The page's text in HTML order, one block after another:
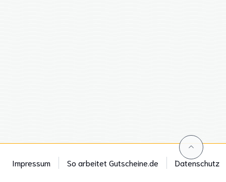
Impressum So arbeitet Gutscheine.de Datenschutz